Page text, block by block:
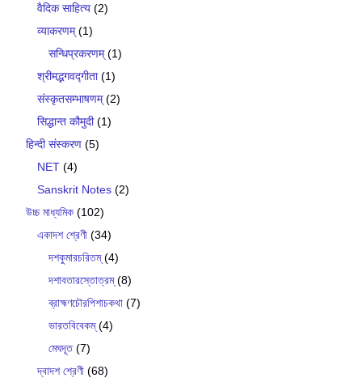
वैदिक साहित्य (2)
व्याकरणम्(1)
सन्धिप्रकरणम्(1)
श्रीमद्भगवद्गीता(1)
संस्कृतसम्भाषणम्(2)
सिद्धान्त कौमुदी(1)
हिन्दी संस्करण (5)
NET (4)
Sanskrit Notes (2)
উচ্চ মাধ্যমিক (102)
একাদশ শ্রেণী (34)
দশকুমারচরিতম্(4)
দশাবতারস্তোত্রম্(8)
ব্রাহ্মণচৌরপিশাচকথা (7)
ভারতবিবেকম্(4)
মেঘদূত(7)
দ্বাদশ শ্রেণী (68)